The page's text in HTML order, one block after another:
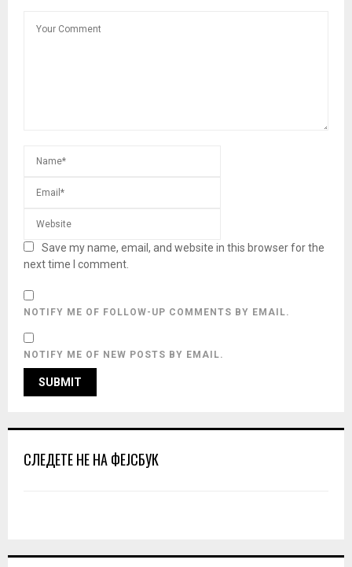
Save my name, email, and website in this browser for the
next time I comment.
NOTIFY ME OF FOLLOW-UP COMMENTS BY EMAIL.
NOTIFY ME OF NEW POSTS BY EMAIL.
СЛЕДЕТЕ НЕ НА ФЕЈСБУК